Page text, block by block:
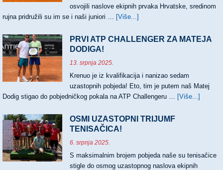
osvojili naslove ekipnih prvaka Hrvatske, sredinom
rujna pridružili su im se i naši juniori … [Više...]
PRVACI,
PRVI ATP CHALLENGER ZA MATEJA
DODIGA!
13. srpnja 2025.
Krenuo je iz kvalifikacija i nanizao sedam
uzastopnih pobjeda! Eto, tim je putem naš Matej
Dodig stigao do pobjedničkog pokala na ATP Challengeru … [Više...]
OSMI UZASTOPNI TRIJUMF
TENISAČICA!
6. srpnja 2025.
S maksimalnim brojem pobjeda naše su tenisačice
stigle do osmog uzastopnog naslova ekipnih